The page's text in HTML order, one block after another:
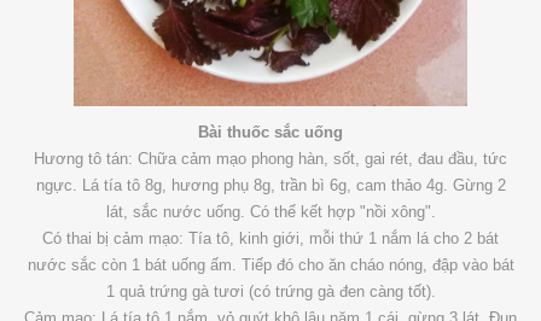
Bài thuốc sắc uống
Hương tô tán: Chữa cảm mạo phong hàn, sốt, gai rét, đau đầu, tức
ngực. Lá tía tô 8g, hương phụ 8g, trần bì 6g, cam thảo 4g. Gừng 2
lát, sắc nước uống. Có thể kết hợp "nồi xông".
Có thai bị cảm mạo: Tía tô, kinh giới, mỗi thứ 1 nắm lá cho 2 bát
nước sắc còn 1 bát uống ấm. Tiếp đó cho ăn cháo nóng, đập vào bát
1 quả trứng gà tươi (có trứng gà đen càng tốt).